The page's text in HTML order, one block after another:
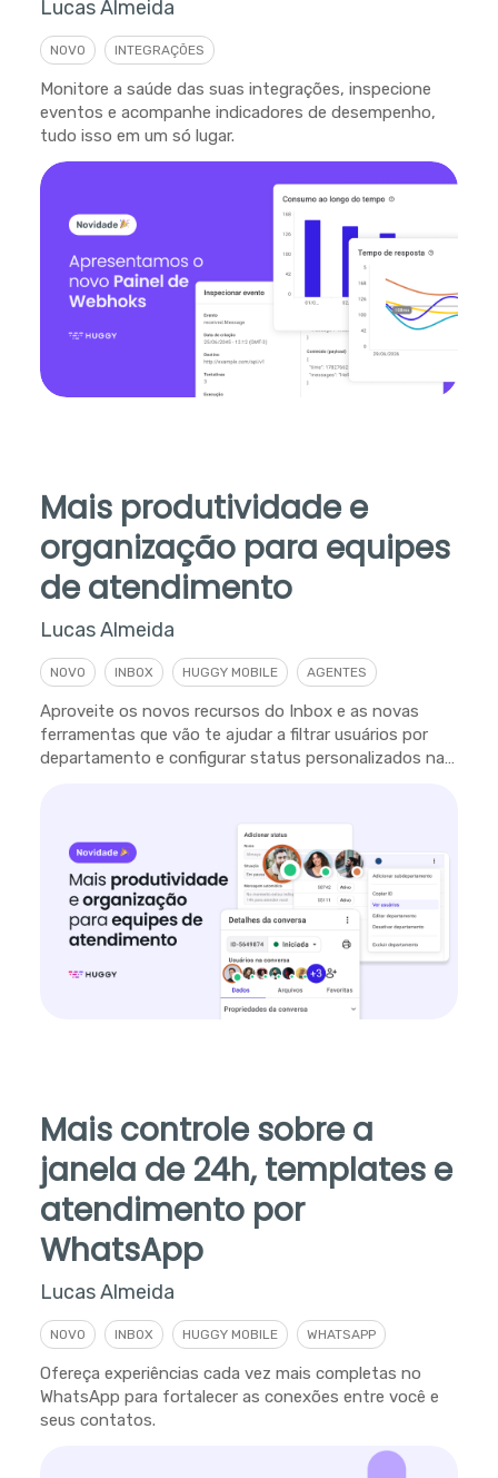
Lucas Almeida
NOVO INTEGRAÇÕES
Monitore a saúde das suas integrações, inspecione
eventos e acompanhe indicadores de desempenho,
tudo isso em um só lugar.
Mais produtividade e
organização para equipes
de atendimento
Lucas Almeida
NOVO INBOX HUGGY MOBILE AGENTES
Aproveite os novos recursos do Inbox e as novas
ferramentas que vão te ajudar a filtrar usuários por
departamento e configurar status personalizados na
Mais controle sobre a
janela de 24h, templates e
atendimento por
WhatsApp
Lucas Almeida
NOVO INBOX HUGGY MOBILE WHATSAPP
Ofereça experiências cada vez mais completas no
WhatsApp para fortalecer as conexões entre você e
seus contatos.